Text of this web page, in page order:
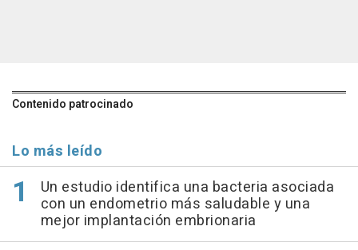
Contenido patrocinado
Lo más leído
Un estudio identifica una bacteria asociada
con un endometrio más saludable y una
mejor implantación embrionaria